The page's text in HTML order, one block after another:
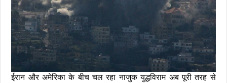
ईरान और अमेरिका के बीच चल रहा नाजुक युद्धविराम अब पूरी तरह से